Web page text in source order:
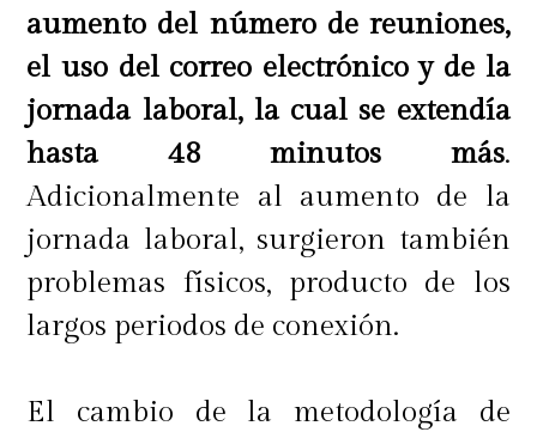
aumento del número de reuniones,
el uso del correo electrónico y de la
jornada laboral, la cual se extendía
hasta 48 minutos más.
Adicionalmente al aumento de la
jornada laboral, surgieron también
problemas físicos, producto de los
largos periodos de conexión.
El cambio de la metodología de